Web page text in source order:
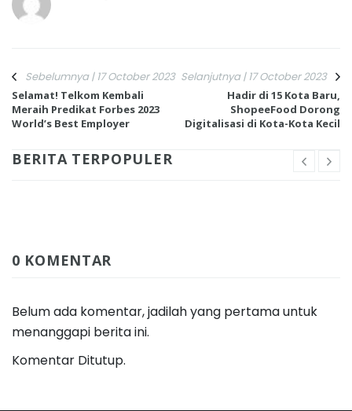
Sebelumnya | 17 October 2023
Selamat! Telkom Kembali
Meraih Predikat Forbes 2023
World’s Best Employer
Selanjutnya | 17 October 2023
Hadir di 15 Kota Baru,
ShopeeFood Dorong
Digitalisasi di Kota-Kota Kecil
BERITA TERPOPULER
0 KOMENTAR
Belum ada komentar, jadilah yang pertama untuk
menanggapi berita ini.
Komentar Ditutup.